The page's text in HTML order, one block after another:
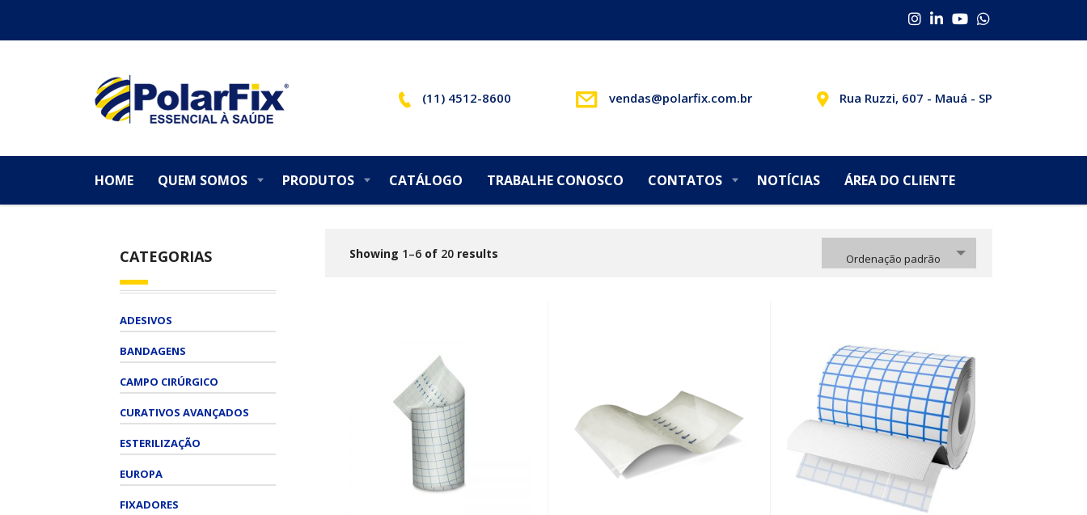
(11) 4512-8600 vendas@polarfix.com.br Rua Ruzzi, 607 - Mauá - SP
HOME QUEM SOMOS PRODUTOS CATÁLOGO TRABALHE CONOSCO CONTATOS NOTÍCIAS ÁREA DO CLIENTE
Showing 1–6 of 20 results Ordenação padrão
CATEGORIAS
ADESIVOS
BANDAGENS
CAMPO CIRÚRGICO
CURATIVOS AVANÇADOS
ESTERILIZAÇÃO
EUROPA
FIXADORES